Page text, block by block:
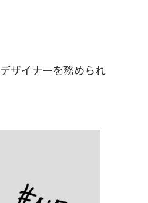
ザイナーを務められ